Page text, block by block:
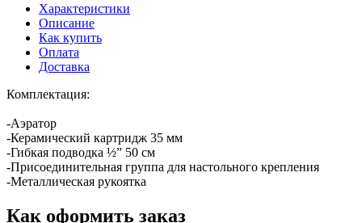
Характеристики
Описание
Как купить
Оплата
Доставка
Комплектация:
-Аэратор
-Керамический картридж 35 мм
-Гибкая подводка ½” 50 см
-Присоединительная группа для настольного крепления
-Металлическая рукоятка
Как оформить заказ